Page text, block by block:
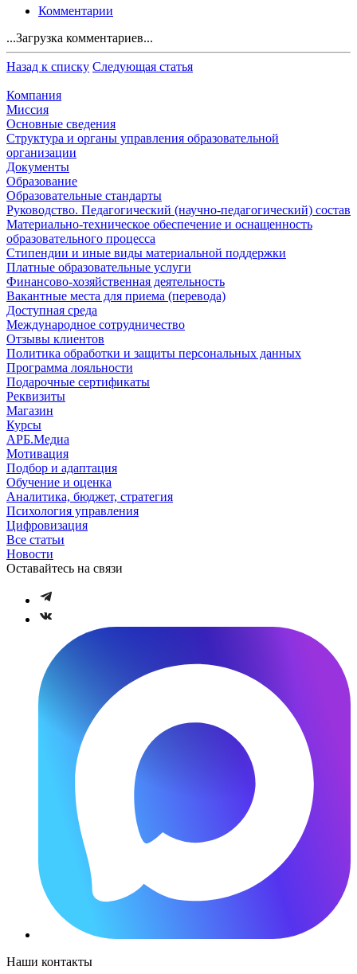
Комментарии
...Загрузка комментариев...
Назад к списку Следующая статья
Компания
Миссия
Основные сведения
Структура и органы управления образовательной
организации
Документы
Образование
Образовательные стандарты
Руководство. Педагогический (научно-педагогический) состав
Материально-техническое обеспечение и оснащенность
образовательного процесса
Стипендии и иные виды материальной поддержки
Платные образовательные услуги
Финансово-хозяйственная деятельность
Вакантные места для приема (перевода)
Доступная среда
Международное сотрудничество
Отзывы клиентов
Политика обработки и защиты персональных данных
Программа лояльности
Подарочные сертификаты
Реквизиты
Магазин
Курсы
АРБ.Медиа
Мотивация
Подбор и адаптация
Обучение и оценка
Аналитика, бюджет, стратегия
Психология управления
Цифровизация
Все статьи
Новости
Оставайтесь на связи
Наши контакты